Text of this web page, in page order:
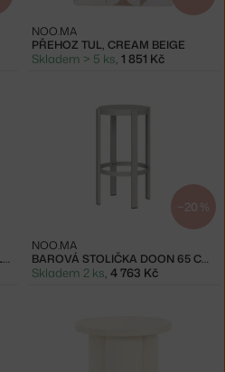
PŘEHOZ TUL, CREAM BEIGE
NOO.MA
Skladem > 5 ks, 1 851 Kč
STOLIČKA DOON STOOL, PEBBLE GREY
−20 %
BAROVÁ STOLIČKA DOON 65 CM, PEBBLE GREY
NOO.MA
Skladem 2 ks, 4 763 Kč